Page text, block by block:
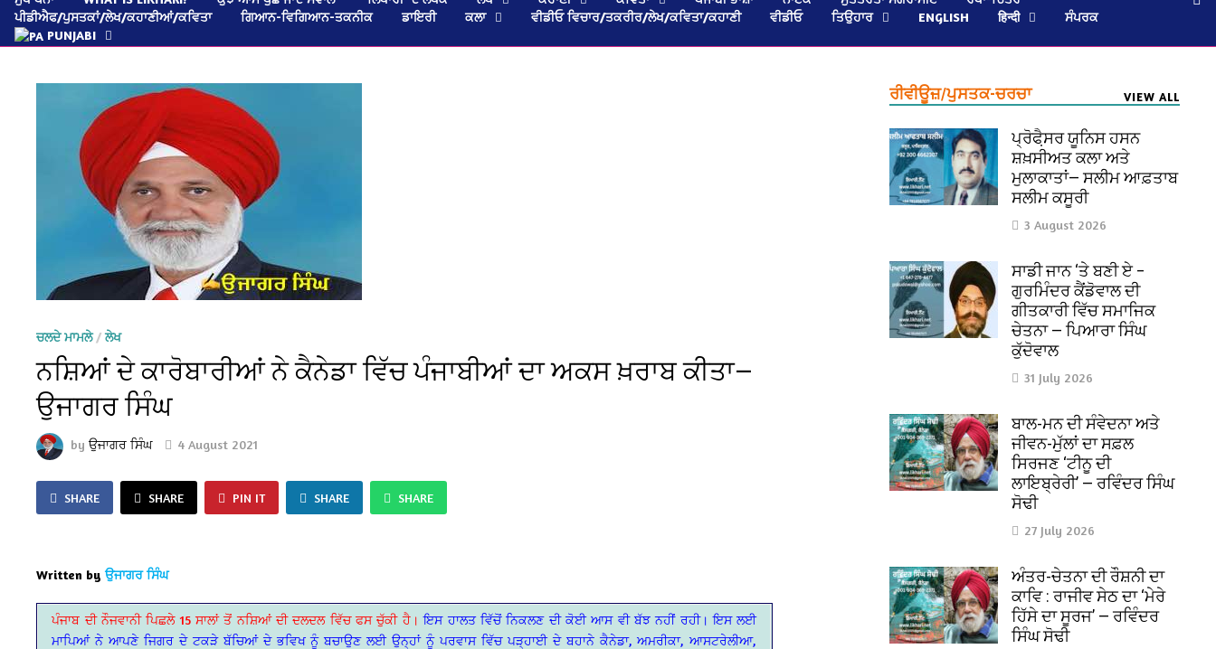
ਪੀਡੀਐਫ/ਪੁਸਤਕਾਂ/ਲੇਖ/ਕਹਾਣੀਆਂ/ਕਵਿਤਾ
ਗਿਆਨ-ਵਿਗਿਆਨ-ਤਕਨੀਕ ਡਾਇਰੀ ਕਲਾ ਵੀਡੀਓ ਵਿਚਾਰ/ਤਕਰੀਰ/ਲੇਖ/ਕਵਿਤਾ/ਕਹਾਣੀ ਵੀਡੀਓ ਤਿਉਹਾਰ ENGLISH हिन्दी
ਸੰਪਰਕ
PUNJABI
ਚਲਦੇ ਮਾਮਲੇ/ਲੇਖ
ਨਸ਼ਿਆਂ ਦੇ ਕਾਰੋਬਾਰੀਆਂ ਨੇ ਕੈਨੇਡਾ ਵਿੱਚ ਪੰਜਾਬੀਆਂ ਦਾ ਅਕਸ ਖ਼ਰਾਬ ਕੀਤਾ—
ਉਜਾਗਰ ਸਿੰਘ
byਉਜਾਗਰ ਸਿੰਘ 4 August 2021
SHARE SHARE PIN IT SHARE SHARE
Written by ਉਜਾਗਰ ਸਿੰਘ
ਪੰਜਾਬ ਦੀ ਨੌਜਵਾਨੀ ਪਿਛਲੇ 15 ਸਾਲਾਂ ਤੋਂ ਨਸ਼ਿਆਂ ਦੀ ਦਲਦਲ ਵਿੱਚ ਫਸ ਚੁੱਕੀ ਹੈ। ਇਸ ਹਾਲਤ ਵਿੱਚੋਂ ਨਿਕਲਣ ਦੀ ਕੋਈ ਆਸ ਵੀ ਬੱਝ ਨਹੀਂ ਰਹੀ। ਇਸ ਲਈ
ਮਾਪਿਆਂ ਨੇ ਆਪਣੇ ਜਿਗਰ ਦੇ ਟਕੜੇ ਬੱਚਿਆਂ ਦੇ ਭਵਿਖ ਨੂੰ ਬਚਾਉਣ ਲਈ ਉਨ੍ਹਾਂ ਨੂੰ ਪਰਵਾਸ ਵਿੱਚ ਪੜ੍ਹਾਈ ਦੇ ਬਹਾਨੇ ਕੈਨੇਡਾ, ਅਮਰੀਕਾ, ਆਸਟਰੇਲੀਆ,
ਰੀਵੀਊਜ਼/ਪੁਸਤਕ-ਚਰਚਾ VIEW ALL
ਪ੍ਰੋਫੈ਼ਸਰ ਯੂਨਿਸ ਹਸਨ
ਸ਼ਖ਼ਸੀਅਤ ਕਲਾ ਅਤੇ
ਮੁਲਾਕਾਤਾਂ— ਸਲੀਮ ਆਫ਼ਤਾਬ
ਸਲੀਮ ਕਸੂਰੀ
3 August 2026
ਸਾਡੀ ਜਾਨ ‘ਤੇ ਬਣੀ ਏ –
ਗੁਰਮਿੰਦਰ ਕੈਂਡੋਵਾਲ ਦੀ
ਗੀਤਕਾਰੀ ਵਿੱਚ ਸਮਾਜਿਕ
ਚੇਤਨਾ — ਪਿਆਰਾ ਸਿੰਘ
ਕੁੱਦੋਵਾਲ
31 July 2026
ਬਾਲ-ਮਨ ਦੀ ਸੰਵੇਦਨਾ ਅਤੇ
ਜੀਵਨ-ਮੁੱਲਾਂ ਦਾ ਸਫ਼ਲ
ਸਿਰਜਣ ‘ਟੀਨੂ ਦੀ
ਲਾਇਬ੍ਰੇਰੀ’ — ਰਵਿੰਦਰ ਸਿੰਘ
ਸੋਢੀ
27 July 2026
ਅੰਤਰ-ਚੇਤਨਾ ਦੀ ਰੌਸ਼ਨੀ ਦਾ
ਕਾਵਿ : ਰਾਜੀਵ ਸੇਠ ਦਾ ‘ਮੇਰੇ
ਹਿੱਸੇ ਦਾ ਸੂਰਜ’ — ਰਵਿੰਦਰ
ਸਿੰਘ ਸੋਢੀ